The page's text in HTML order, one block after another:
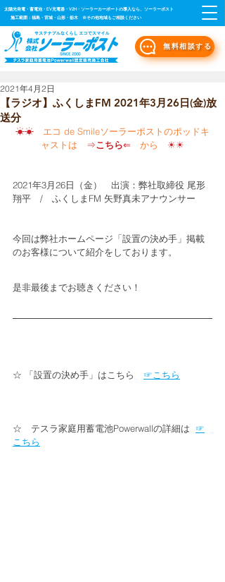
無料相談する
太陽光発電・蓄電池・EV充電器・V2H・ソーラーカーポートの導入なら、ソーラーポスト
施工範囲：福島・宮城・山形・栃木 ※その他地域もご相談ください
【ラジオ】ふくしまFM 2021年3月26日(金)放
送分
2021年4月2日
☀☀ エコ de Smileソーラーポストのポッドキ
ャストは ⇒こちら⇐ から ☀☀
2021年3月26日（金）　出演：弊社取締役 尾形
翔平　/　ふくしまFM 矢野真未アナウンサー
今回は弊社ホームページ「設置の決め手」掲載
のお客様について紹介をしております。
是非最後までお聴きください！
☆ 「設置の決め手」はこちら ☞こちら
☆　テスラ家庭用蓄電池Powerwallの詳細は ☞
こちら